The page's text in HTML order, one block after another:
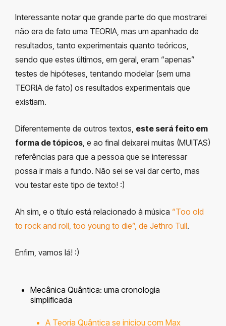
Interessante notar que grande parte do que mostrarei
não era de fato uma TEORIA, mas um apanhado de
resultados, tanto experimentais quanto teóricos,
sendo que estes últimos, em geral, eram “apenas”
testes de hipóteses, tentando modelar (sem uma
TEORIA de fato) os resultados experimentais que
existiam.
Diferentemente de outros textos, este será feito em
forma de tópicos , e ao final deixarei muitas (MUITAS)
referências para que a pessoa que se interessar
possa ir mais a fundo. Não sei se vai dar certo, mas
vou testar este tipo de texto! :)
Ah sim, e o título está relacionado à música “Too old
to rock and roll, too young to die”, de Jethro Tull.
Enfim, vamos lá! :)
Mecânica Quântica: uma cronologia
simplificada
A Teoria Quântica se iniciou com Max